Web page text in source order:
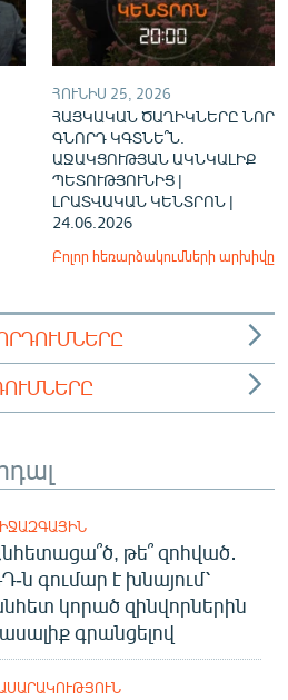
ՀՈՒՆԻՍ 25, 2026
ՀԱՅԿԱԿԱՆ ԾԱՂԻԿՆԵՐԸ ՆՈՐ
ԳՆՈՐԴ ԿԳՏՆԵ՞Ն.
ԱՋԱԿՑՈՒԹՅԱՆ ԱԿՆԿԱԼԻՔ
ՊԵՏՈՒԹՅՈՒՆԻՑ |
ԼՐԱՏՎԱԿԱՆ ԿԵՆՏՐՈՆ |
24.06.2026
Բոլոր հեռարձակումների արխիվը
թե՞ զոհված․
ն գումար է խնայում՝
կորած զինվորներին
գրանցելով